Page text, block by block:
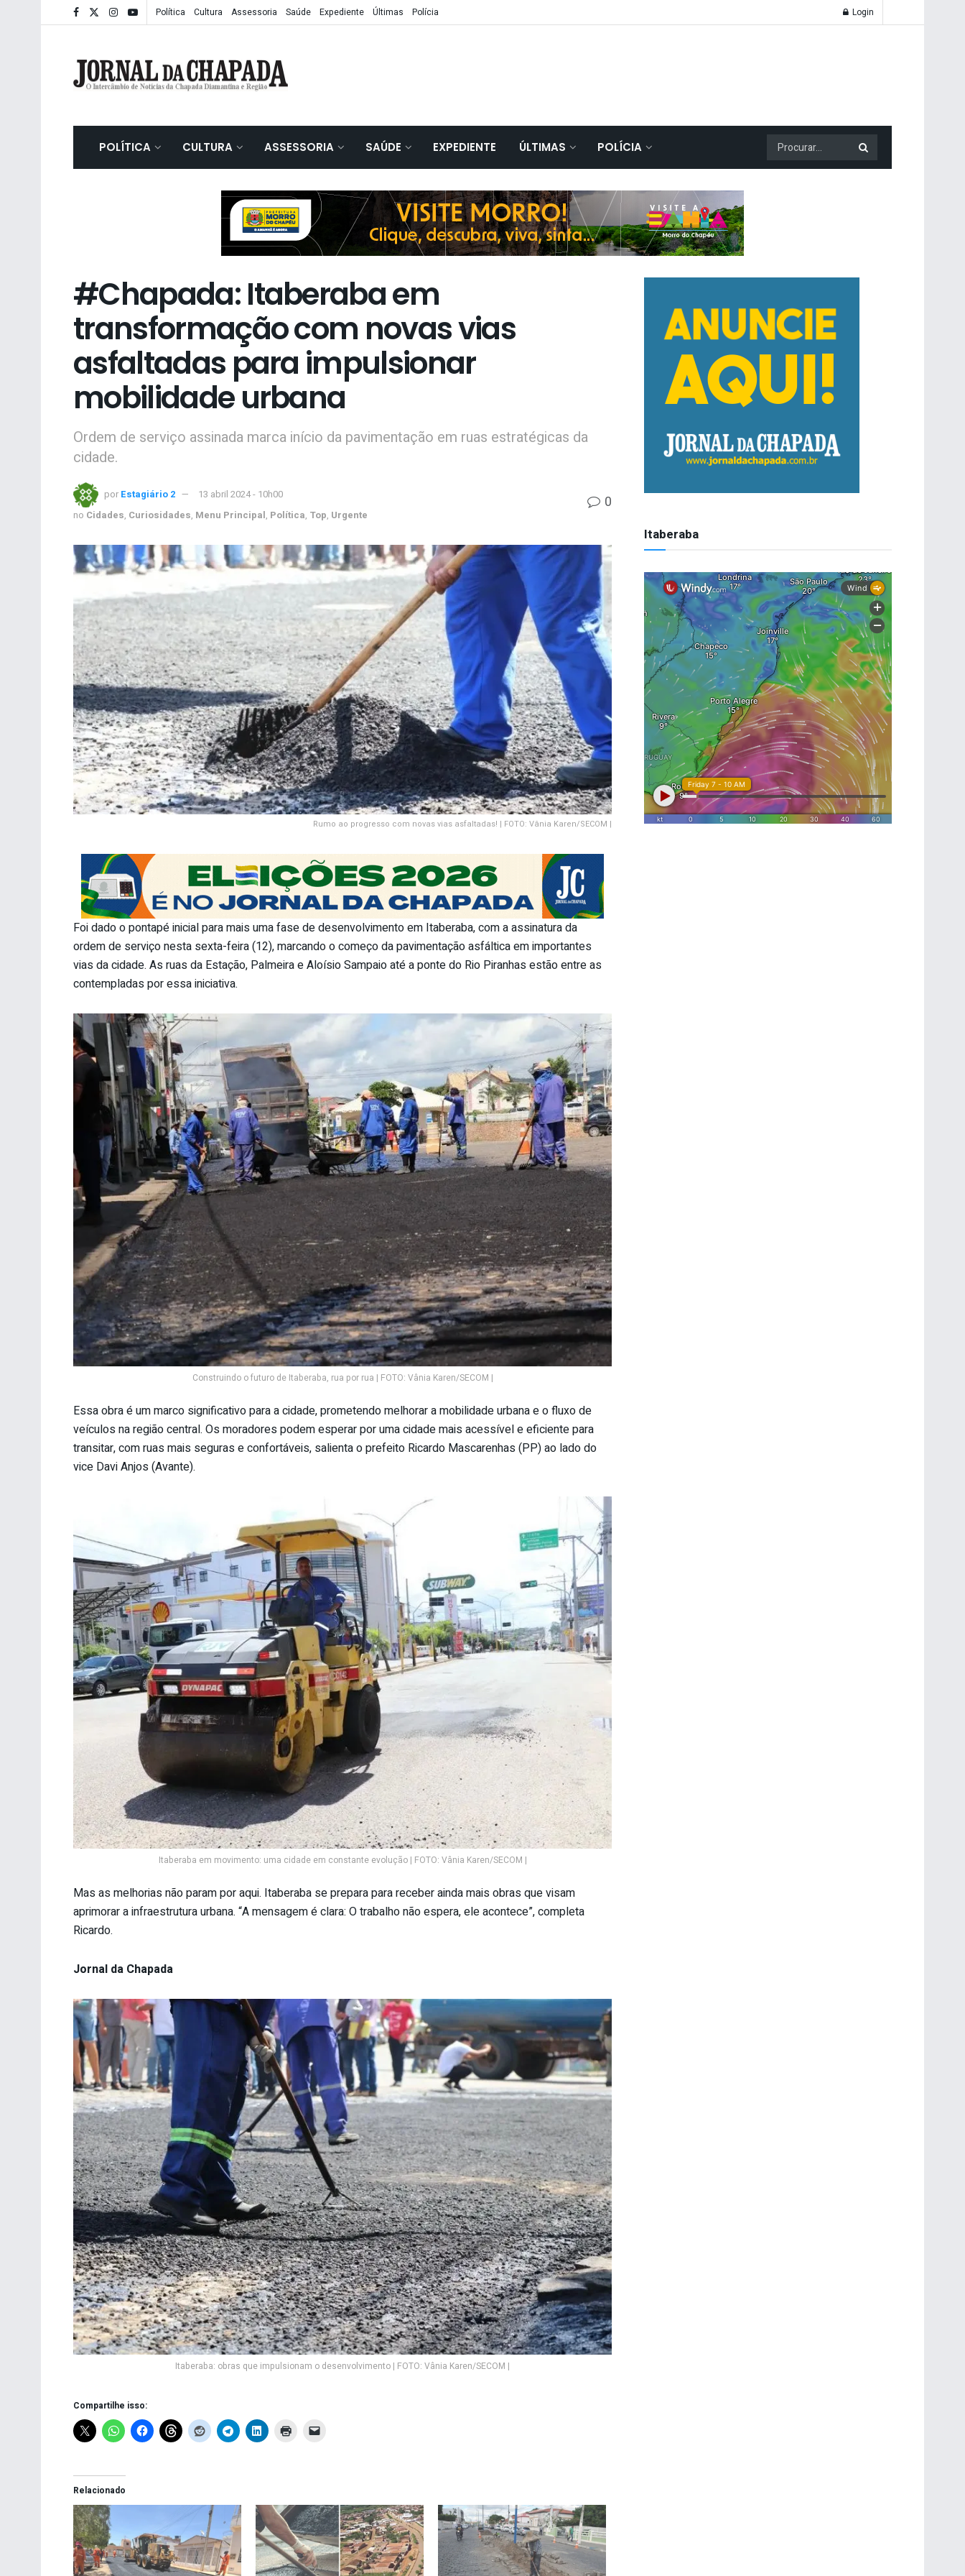
Política Cultura Assessoria Saúde Expediente Últimas Polícia Login
POLÍTICA CULTURA ASSESSORIA SAÚDE EXPEDIENTE ÚLTIMAS POLÍCIA
#Chapada: Itaberaba em
transformação com novas vias
asfaltadas para impulsionar
mobilidade urbana
Ordem de serviço assinada marca início da pavimentação em ruas estratégicas da
cidade.
por Estagiário 2
13 abril 2024 - 10h00
no Cidades, Curiosidades, Menu Principal, Política, Top, Urgente
0
Rumo ao progresso com novas vias asfaltadas! | FOTO: Vânia Karen/SECOM |
Foi dado o pontapé inicial para mais uma fase de desenvolvimento em Itaberaba, com a assinatura da
ordem de serviço nesta sexta-feira (12), marcando o começo da pavimentação asfáltica em importantes
vias da cidade. As ruas da Estação, Palmeira e Aloísio Sampaio até a ponte do Rio Piranhas estão entre as
contempladas por essa iniciativa.
Construindo o futuro de Itaberaba, rua por rua | FOTO: Vânia Karen/SECOM |
Essa obra é um marco significativo para a cidade, prometendo melhorar a mobilidade urbana e o fluxo de
veículos na região central. Os moradores podem esperar por uma cidade mais acessível e eficiente para
transitar, com ruas mais seguras e confortáveis, salienta o prefeito Ricardo Mascarenhas (PP) ao lado do
vice Davi Anjos (Avante).
Itaberaba em movimento: uma cidade em constante evolução | FOTO: Vânia Karen/SECOM |
Mas as melhorias não param por aqui. Itaberaba se prepara para receber ainda mais obras que visam
aprimorar a infraestrutura urbana. “A mensagem é clara: O trabalho não espera, ele acontece”, completa
Ricardo.
Jornal da Chapada
Itaberaba: obras que impulsionam o desenvolvimento | FOTO: Vânia Karen/SECOM |
Compartilhe isso:
Relacionado
Itaberaba